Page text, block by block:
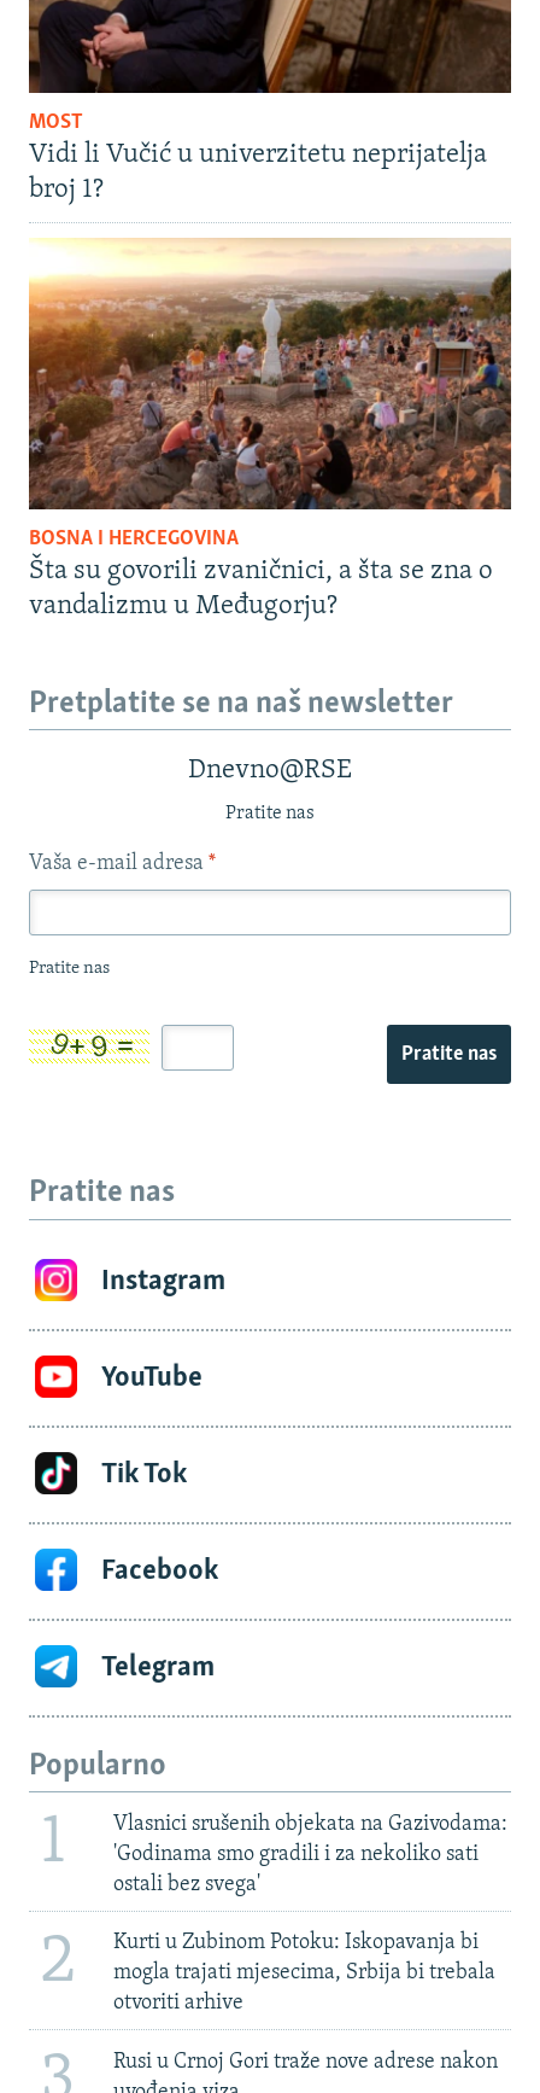
MOST
Vidi li Vučić u univerzitetu neprijatelja
broj 1?
BOSNA I HERCEGOVINA
Šta su govorili zvaničnici, a šta se zna o
vandalizmu u Međugorju?
Pretplatite se na naš newsletter
Dnevno@RSE
Pratite nas
Vaša e-mail adresa *
Pratite nas
Pratite nas
Pratite nas
Instagram
YouTube
Tik Tok
Facebook
Telegram
Popularno
1
Vlasnici srušenih objekata na Gazivodama:
'Godinama smo gradili i za nekoliko sati
ostali bez svega'
2
Kurti u Zubinom Potoku: Iskopavanja bi
mogla trajati mjesecima, Srbija bi trebala
otvoriti arhive
Rusi u Crnoj Gori traže nove adrese nakon